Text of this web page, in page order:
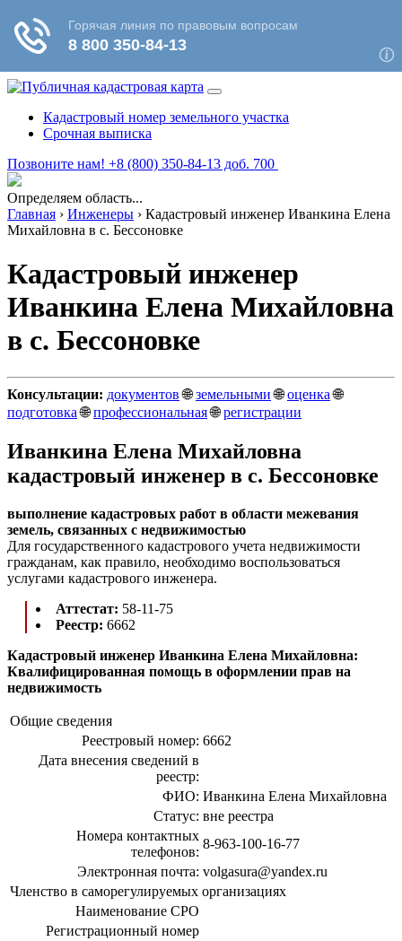
Кадастровый номер земельного участка
Срочная выписка
Позвоните нам! +8 (800) 350-84-13 доб. 700
Определяем область...
Главная › Инженеры › Кадастровый инженер Иванкина Елена
Михайловна в c. Бессоновке
Кадастровый инженер
Иванкина Елена Михайловна
в c. Бессоновке
Консультации: документов🌐земельными🌐оценка🌐
подготовка🌐профессиональная🌐регистрации
Иванкина Елена Михайловна
кадастровый инженер в c. Бессоновке
выполнение кадастровых работ в области межевания
земель, связанных с недвижимостью
Для государственного кадастрового учета недвижимости
гражданам, как правило, необходимо воспользоваться
услугами кадастрового инженера.
Аттестат: 58-11-75
Реестр: 6662
Кадастровый инженер Иванкина Елена Михайловна:
Квалифицированная помощь в оформлении прав на
недвижимость
Общие сведения
Реестровый номер: 6662
Дата внесения сведений в
реестр:
ФИО: Иванкина Елена Михайловна
Статус: вне реестра
Номера контактных
телефонов:
8-963-100-16-77
Электронная почта: volgasura@yandex.ru
Членство в саморегулируемых организациях
Наименование СРО
Регистрационный номер